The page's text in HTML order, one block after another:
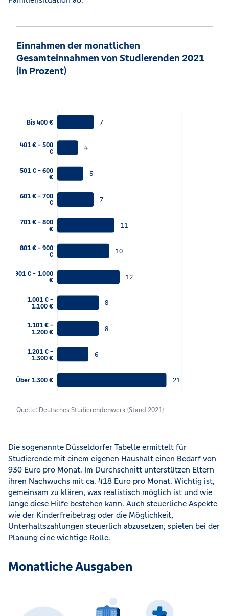
Einnahmen der monatlichen
Gesamteinnahmen von Studierenden 2021
(in Prozent)
Bis 400 €
401 € - 500
€
501 € - 600
€
601 € - 700
€
701 € - 800
€
801 € - 900
€
901 € - 1.000
€
1.001 € -
1.100 €
1.101 € -
1.200 €
1.201 € -
1.300 €
Über 1.300 €
7
4
5
7
11
10
12
8
8
6
21
Quelle: Deutsches Studierendenwerk (Stand 2021)
Die sogenannte Düsseldorfer Tabelle ermittelt für
Studierende mit einem eigenen Haushalt einen Bedarf von
930 Euro pro Monat. Im Durchschnitt unterstützen Eltern
ihren Nachwuchs mit ca. 418 Euro pro Monat. Wichtig ist,
gemeinsam zu klären, was realistisch möglich ist und wie
lange diese Hilfe bestehen kann. Auch steuerliche Aspekte
wie der Kinderfreibetrag oder die Möglichkeit,
Unterhaltszahlungen steuerlich abzusetzen, spielen bei der
Planung eine wichtige Rolle.
Monatliche Ausgaben